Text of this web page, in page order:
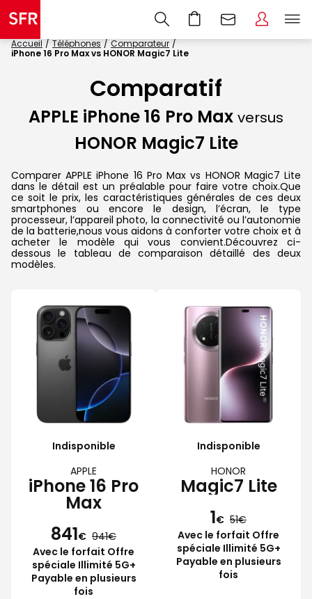
Accueil Téléphones
Comparateur
iPhone 16 Pro Max vs HONOR Magic7 Lite
Comparatif
APPLE iPhone 16 Pro Max versus
HONOR Magic7 Lite
Comparer APPLE iPhone 16 Pro Max vs HONOR Magic7 Lite
dans le détail est un préalable pour faire votre choix.Que
ce soit le prix, les caractéristiques générales de ces deux
smartphones ou encore le design, l’écran, le type
processeur, l’appareil photo, la connectivité ou l’autonomie
de la batterie,nous vous aidons à conforter votre choix et à
acheter le modèle qui vous convient.Découvrez ci-
dessous le tableau de comparaison détaillé des deux
modèles.
Indisponible
APPLE
iPhone 16 Pro
Max
841€ 941
Avec le forfait Offre
spéciale Illimité 5G+
Payable en plusieurs
fois
Indisponible
HONOR
Magic7 Lite
1€ 51
Avec le forfait Offre
spéciale Illimité 5G+
Payable en plusieurs
fois